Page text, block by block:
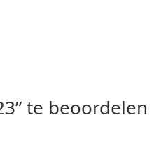
te beoordelen